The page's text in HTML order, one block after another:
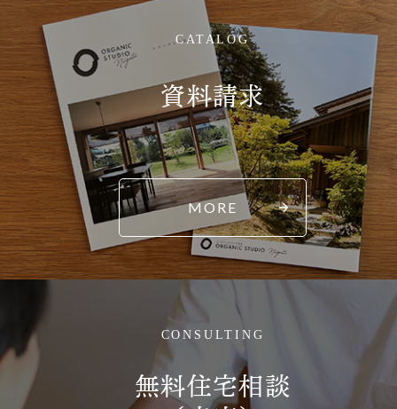
CATALOG
資料請求
MORE
CONSULTING
無料住宅相談